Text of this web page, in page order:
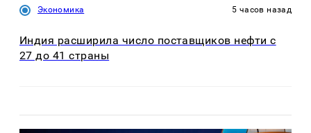
Экономика 5 часов назад
Индия расширила число поставщиков нефти с
27 до 41 страны